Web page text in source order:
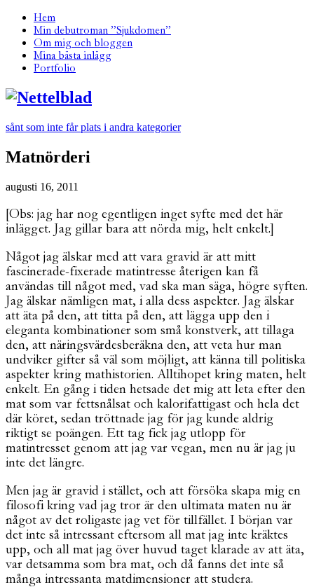
Hem
Min debutroman ”Sjukdomen”
Om mig och bloggen
Mina bästa inlägg
Portfolio
sånt som inte får plats i andra kategorier
Matnörderi
augusti 16, 2011
[Obs: jag har nog egentligen inget syfte med det här
inlägget. Jag gillar bara att nörda mig, helt enkelt.]
Något jag älskar med att vara gravid är att mitt
fascinerade-fixerade matintresse återigen kan få
användas till något med, vad ska man säga, högre syften.
Jag älskar nämligen mat, i alla dess aspekter. Jag älskar
att äta på den, att titta på den, att lägga upp den i
eleganta kombinationer som små konstverk, att tillaga
den, att näringsvärdesberäkna den, att veta hur man
undviker gifter så väl som möjligt, att känna till politiska
aspekter kring mathistorien. Alltihopet kring maten, helt
enkelt. En gång i tiden hetsade det mig att leta efter den
mat som var fettsnålsat och kalorifattigast och hela det
där köret, sedan tröttnade jag för jag kunde aldrig
riktigt se poängen. Ett tag fick jag utlopp för
matintresset genom att jag var vegan, men nu är jag ju
inte det längre.
Men jag är gravid i stället, och att försöka skapa mig en
filosofi kring vad jag tror är den ultimata maten nu är
något av det roligaste jag vet för tillfället. I början var
det inte så intressant eftersom all mat jag inte kräktes
upp, och all mat jag över huvud taget klarade av att äta,
var detsamma som bra mat, och då fanns det inte så
många intressanta matdimensioner att studera.